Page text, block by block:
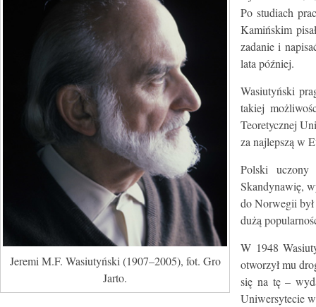
Jeremi M.F. Wasiutyński (1907–2005), fot. Gro
Jarto.
Po studiach
Kamińskim
zadanie i
lata później.
Wasiutyński
takiej
Teoretycznej
za najlepszą w
Polski uczony
Skandynawię,
do Norwegii
dużą
W 1948
otworzył mu
się na tę –
Uniwersytecie